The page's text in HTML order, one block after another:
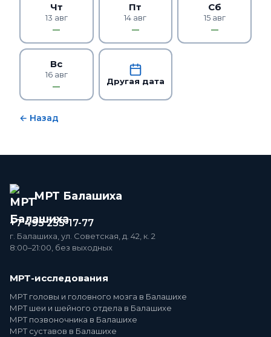
Чт
13 авг
—
Пт
14 авг
—
Сб
15 авг
—
Вс
16 авг
—
Другая дата
← Назад
МРТ Балашиха
+7 495 255-17-77
г. Балашиха, ул. Советская, д. 42, к. 2
8:00–21:00, без выходных
МРТ-исследования
МРТ головы и головного мозга в Балашихе
МРТ шеи и шейного отдела в Балашихе
МРТ позвоночника в Балашихе
МРТ суставов в Балашихе